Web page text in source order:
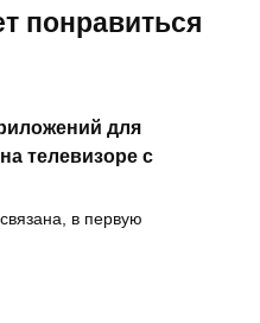
понравиться
для
телевизоре с
в первую